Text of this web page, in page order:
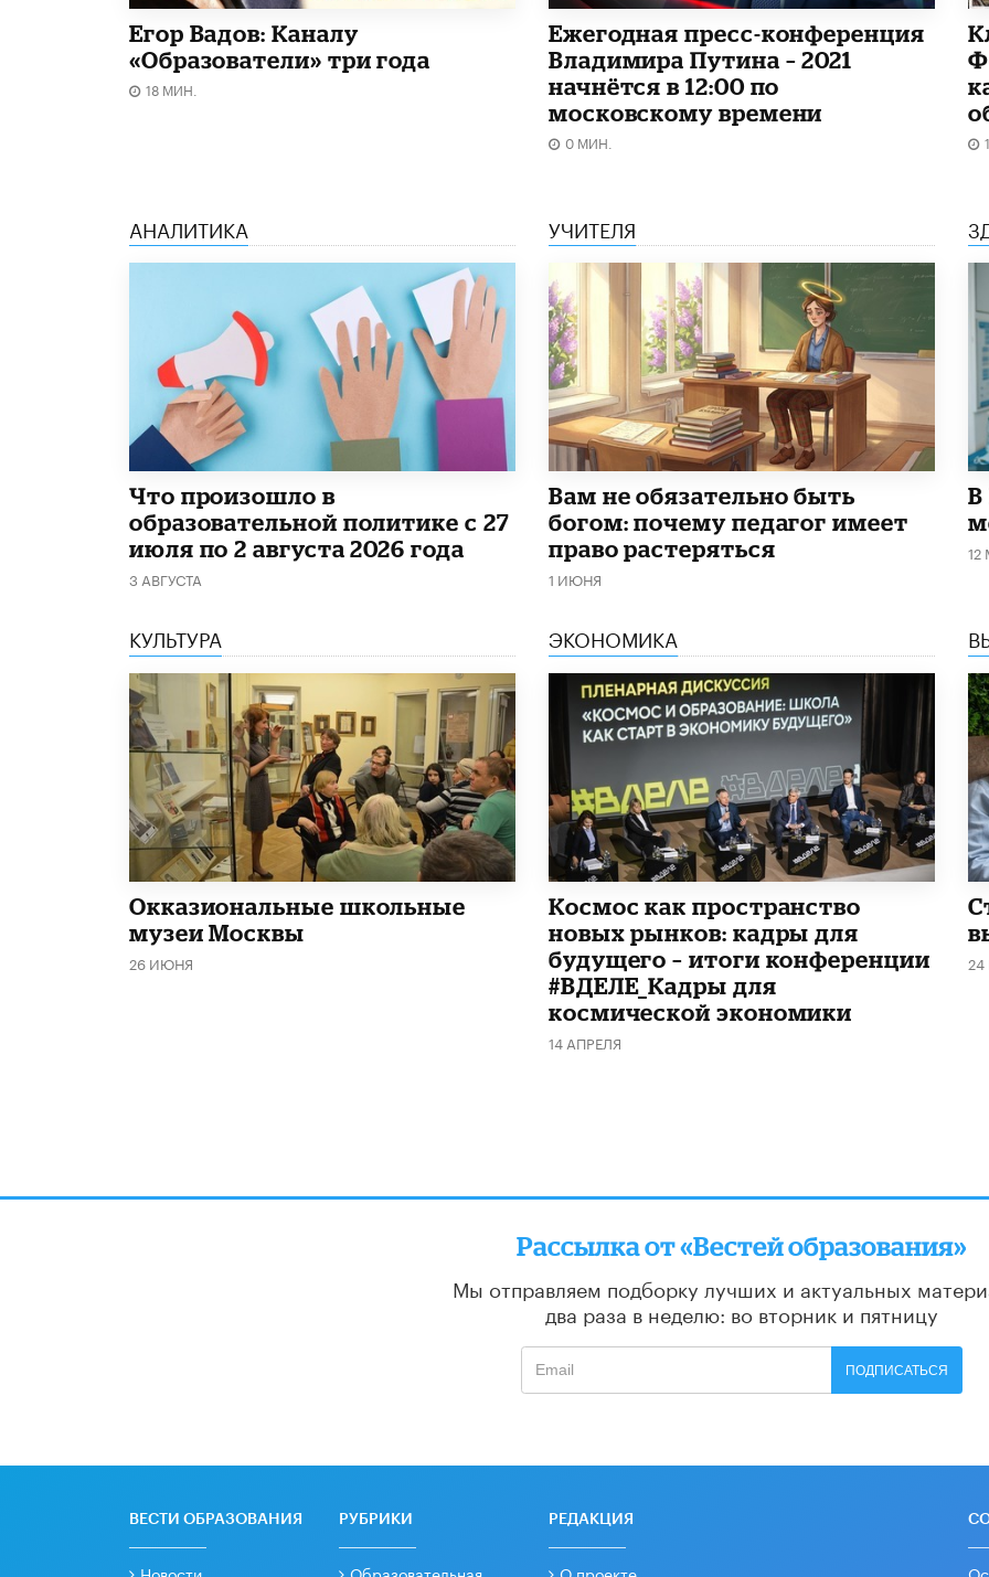
Егор Вадов: Каналу
«Образователи» три года
18 МИН.
Ежегодная пресс-конференция
Владимира Путина – 2021
начнётся в 12:00 по
московскому времени
0 МИН.
АНАЛИТИКА
​Что произошло в
образовательной политике с 27
июля по 2 августа 2026 года
3 АВГУСТА
УЧИТЕЛЯ
​Вам не обязательно быть
богом: почему педагог имеет
право растеряться
1 ИЮНЯ
В
12
КУЛЬТУРА
​Окказиональные школьные
музеи Москвы
26 ИЮНЯ
ЭКОНОМИКА
Космос как пространство
новых рынков: кадры для
будущего – итоги конференции
#ВДЕЛЕ_Кадры для
космической экономики
14 АПРЕЛЯ
Рассылка от «Вестей образования»
Мы отправляем подборку лучших и актуальных
два раза в неделю: во вторник и пятницу
ПОДПИСАТЬСЯ
ВЕСТИ ОБРАЗОВАНИЯ РУБРИКИ РЕДАКЦИЯ